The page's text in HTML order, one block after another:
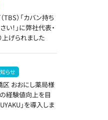
TBS）「カバン持ち
い！」に弊社代表・
げられました
らせ
区 おおにし薬局様
経験値向上を目
」を導入しま